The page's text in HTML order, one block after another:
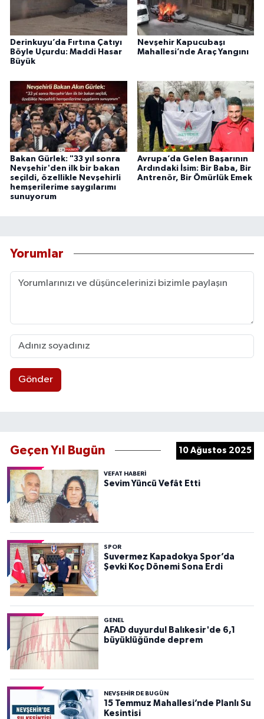
Derinkuyu’da Fırtına Çatıyı
Böyle Uçurdu: Maddi Hasar
Büyük
Nevşehir Kapucubaşı
Mahallesi’nde Araç Yangını
Bakan Gürlek: "33 yıl sonra
Nevşehir'den ilk bir bakan
seçildi, özellikle Nevşehirli
hemşerilerime saygılarımı
sunuyorum
Avrupa’da Gelen Başarının
Ardındaki İsim: Bir Baba, Bir
Antrenör, Bir Ömürlük Emek
Yorumlar
Gönder
Geçen Yıl Bugün 10 Ağustos 2025
VEFAT HABERI
Sevim Yüncü Vefât Etti
SPOR
Suvermez Kapadokya Spor’da
Şevki Koç Dönemi Sona Erdi
GENEL
AFAD duyurdu! Balıkesir'de 6,1
büyüklüğünde deprem
NEVŞEHIR DE BUGÜN
15 Temmuz Mahallesi’nde Planlı Su
Kesintisi